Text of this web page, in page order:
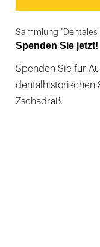
Sammlung "Dentales
Spenden Sie jetzt!
Spenden Sie für
dentalhistorischen
Zschadraß.